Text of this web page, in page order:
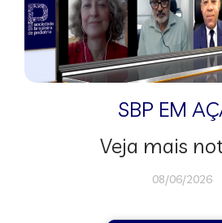
SBP EM
Veja mais
08/06/2026